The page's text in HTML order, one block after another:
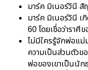
มาร์ค มิเนอร์วินี
มาร์ค มิเนอร์วินี เ
60 โดยเชื่อว่าราศี
ไม่มีใครรู้จักพ่อแม่
ความเป็นส่วนตัวข
พ่อของเขาเป็นนั